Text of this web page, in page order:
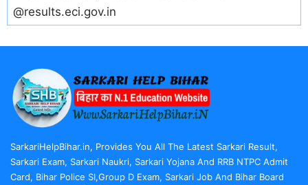
@results.eci.gov.in
SarkariHelpBihar.in, Provides You All The Latest Sarkari Result,
Sarkari Exam, Sarkari Naukri, Sarkari Yojana And RRB NTPC Admit
Card, Bihar Police SI,Group D Exam, Sarkari Job And Bihar Board